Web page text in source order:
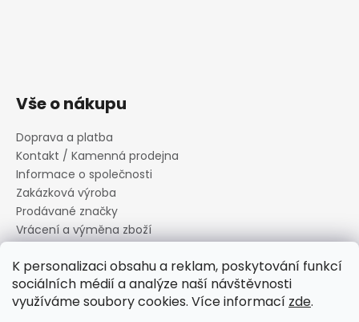
K personalizaci obsahu a reklam, poskytování funkcí
sociálních médií a analýze naší návštěvnosti
využíváme soubory cookies. Více informací zde.
Vše o nákupu
Doprava a platba
Kontakt / Kamenná prodejna
Informace o společnosti
Zakázková výroba
Prodávané značky
Vrácení a výměna zboží
Informace o souborech cookies
Reklamační řád
Obchodní podmínky